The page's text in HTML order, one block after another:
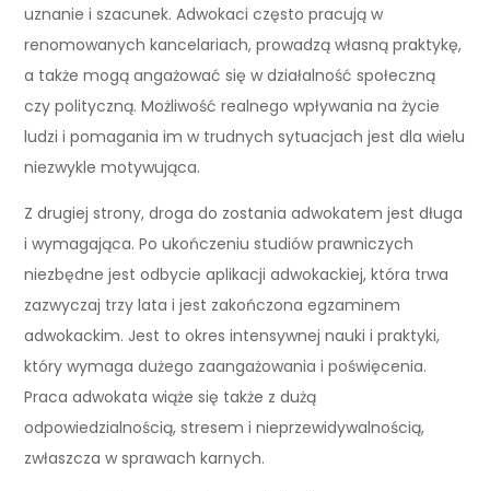
uznanie i szacunek. Adwokaci często pracują w
renomowanych kancelariach, prowadzą własną praktykę,
a także mogą angażować się w działalność społeczną
czy polityczną. Możliwość realnego wpływania na życie
ludzi i pomagania im w trudnych sytuacjach jest dla wielu
niezwykle motywująca.
Z drugiej strony, droga do zostania adwokatem jest długa
i wymagająca. Po ukończeniu studiów prawniczych
niezbędne jest odbycie aplikacji adwokackiej, która trwa
zazwyczaj trzy lata i jest zakończona egzaminem
adwokackim. Jest to okres intensywnej nauki i praktyki,
który wymaga dużego zaangażowania i poświęcenia.
Praca adwokata wiąże się także z dużą
odpowiedzialnością, stresem i nieprzewidywalnością,
zwłaszcza w sprawach karnych.